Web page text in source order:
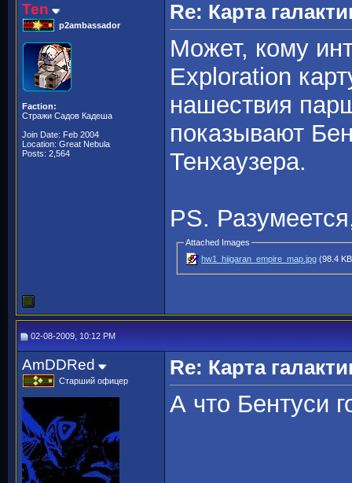
Ten
p2ambassador
Faction:
Стражи Садов Кадеша
Join Date: Feb 2004
Location: Great Nebula
Posts: 2,564
Re: Карта
Может, кому
Exploration
нашествия
показывают
Тенхаузера.
PS.
Attached Images
hw1_hiigaran_empire_map.jpg (98.4
02-08-2009, 10:12 PM
AmDDRed
Старший офицер
Re: Карта
А что Бентуси